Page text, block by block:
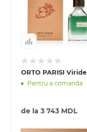
ORTO PARISI Viride
Pentru a comanda
de la 3 743 MDL